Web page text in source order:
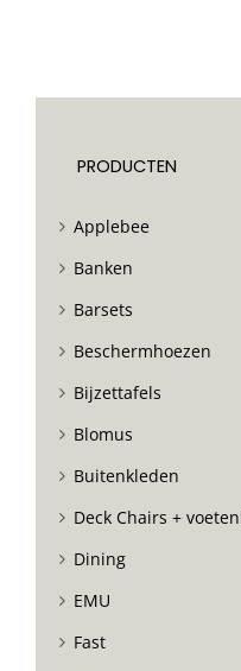
PRODUCTEN
Applebee
Banken
Barsets
Beschermhoezen
Bijzettafels
Blomus
Buitenkleden
Deck Chairs +
Dining
EMU
Fast